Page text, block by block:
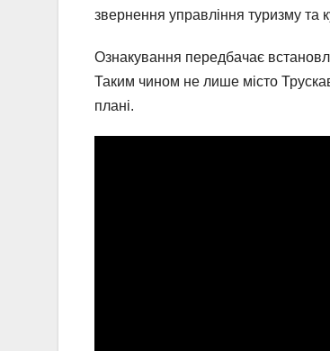
звернення управління туризму та
Ознакування передбачає
Таким чином не лише місто
плані.